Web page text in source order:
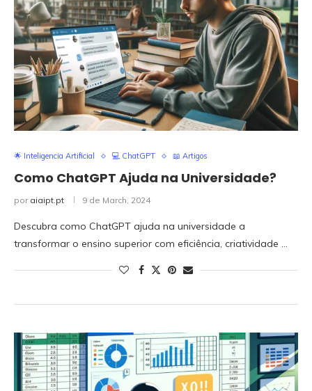
🌟 Inteligencia Artificial 💻 ChatGPT 📖 Artigos
Como ChatGPT Ajuda na Universidade?
por aiaipt.pt 9 de March, 2024
Descubra como ChatGPT ajuda na universidade a
transformar o ensino superior com eficiência, criatividade …